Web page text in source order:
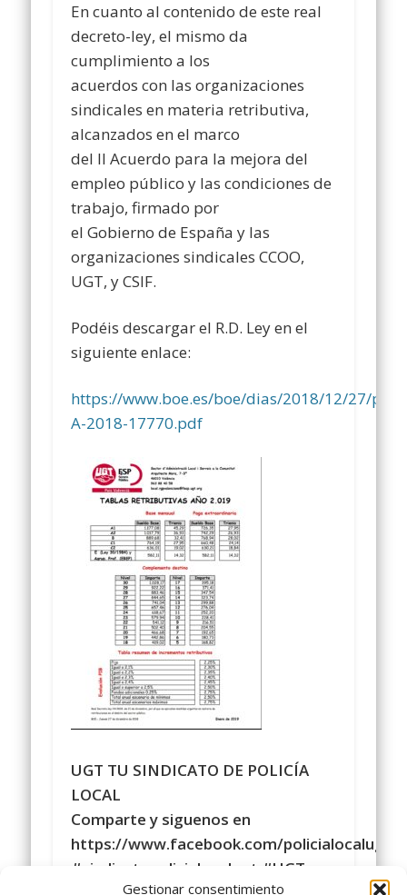
Gestionar consentimiento
En cuanto al contenido de este real
decreto-ley, el mismo da
cumplimiento a los
acuerdos con las organizaciones
sindicales en materia retributiva,
alcanzados en el marco
del II Acuerdo para la mejora del
empleo público y las condiciones de
trabajo, firmado por
el Gobierno de España y las
organizaciones sindicales CCOO,
UGT, y CSIF.
Podéis descargar el R.D. Ley en el
siguiente enlace:
https://www.boe.es/boe/dias/2018/12/27/
A-2018-17770.pdf
UGT TU SINDICATO DE POLICÍA
LOCAL
Comparte y siguenos en
https://www.facebook.com/policialocalugt/
#sindicatopolicialocalugt #UGT